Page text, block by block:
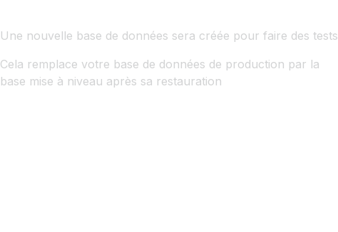
Une nouvelle base de données sera créée pour faire des tests
Cela remplace votre base de données de production par la
base mise à niveau après sa restauration